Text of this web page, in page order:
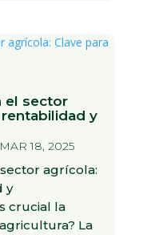
el sector
y
MAR 18, 2025
agrícola:
y
crucial la
La